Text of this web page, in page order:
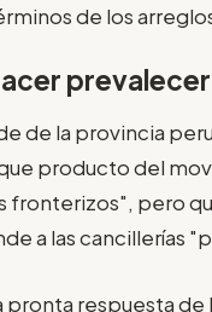
de los
de la provincia
producto del
fronterizos", pero
a las cancillerías
respuesta